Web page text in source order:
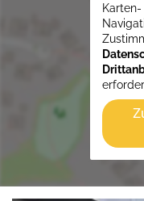
Karten-